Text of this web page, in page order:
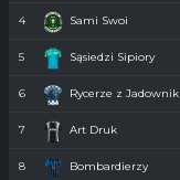
4 Sami Swoi
5 Sąsiedzi Sipiory
6 Rycerze z Jadownik
7 Art Druk
8 Bombardierzy